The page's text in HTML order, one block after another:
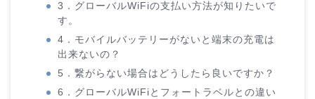
3．グローバルWiFiの支払い方法が知りたいで
す。
4．モバイルバッテリーがないと端末の充電は
出来ないの？
5．繋がらない場合はどうしたら良いですか？
6．グローバルWiFiとフォートラベルとの違い